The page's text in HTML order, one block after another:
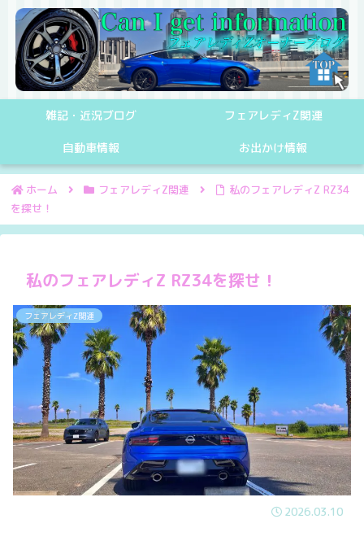
雑記・近況ブログ フェアレディZ関連
自動車情報 お出かけ情報
ホーム フェアレディZ関連
私のフェアレディZ RZ34
を探せ！
私のフェアレディZ RZ34を探せ！
フェアレディZ関連
2026.03.10